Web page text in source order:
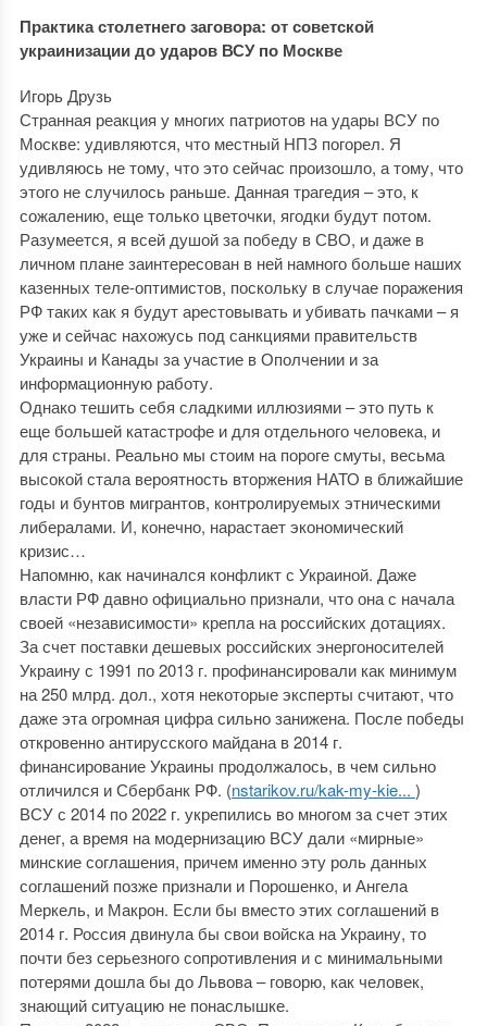
Практика столетнего заговора: от советской
украинизации до ударов ВСУ по Москве
Игорь Друзь
Странная реакция у многих патриотов на удары ВСУ по
Москве: удивляются, что местный НПЗ погорел. Я
удивляюсь не тому, что это сейчас произошло, а тому, что
этого не случилось раньше. Данная трагедия – это, к
сожалению, еще только цветочки, ягодки будут потом.
Разумеется, я всей душой за победу в СВО, и даже в
личном плане заинтересован в ней намного больше наших
казенных теле-оптимистов, поскольку в случае поражения
РФ таких как я будут арестовывать и убивать пачками – я
уже и сейчас нахожусь под санкциями правительств
Украины и Канады за участие в Ополчении и за
информационную работу.
Однако тешить себя сладкими иллюзиями – это путь к
еще большей катастрофе и для отдельного человека, и
для страны. Реально мы стоим на пороге смуты, весьма
высокой стала вероятность вторжения НАТО в ближайшие
годы и бунтов мигрантов, контролируемых этническими
либералами. И, конечно, нарастает экономический
кризис…
Напомню, как начинался конфликт с Украиной. Даже
власти РФ давно официально признали, что она с начала
своей «независимости» крепла на российских дотациях.
За счет поставки дешевых российских энергоносителей
Украину с 1991 по 2013 г. профинансировали как минимум
на 250 млрд. дол., хотя некоторые эксперты считают, что
даже эта огромная цифра сильно занижена. После победы
откровенно антирусского майдана в 2014 г.
финансирование Украины продолжалось, в чем сильно
отличился и Сбербанк РФ. (nstarikov.ru/kak-my-kie... )
ВСУ с 2014 по 2022 г. укрепились во многом за счет этих
денег, а время на модернизацию ВСУ дали «мирные»
минские соглашения, причем именно эту роль данных
соглашений позже признали и Порошенко, и Ангела
Меркель, и Макрон. Если бы вместо этих соглашений в
2014 г. Россия двинула бы свои войска на Украину, то
почти без серьезного сопротивления и с минимальными
потерями дошла бы до Львова – говорю, как человек,
знающий ситуацию не понаслышке.